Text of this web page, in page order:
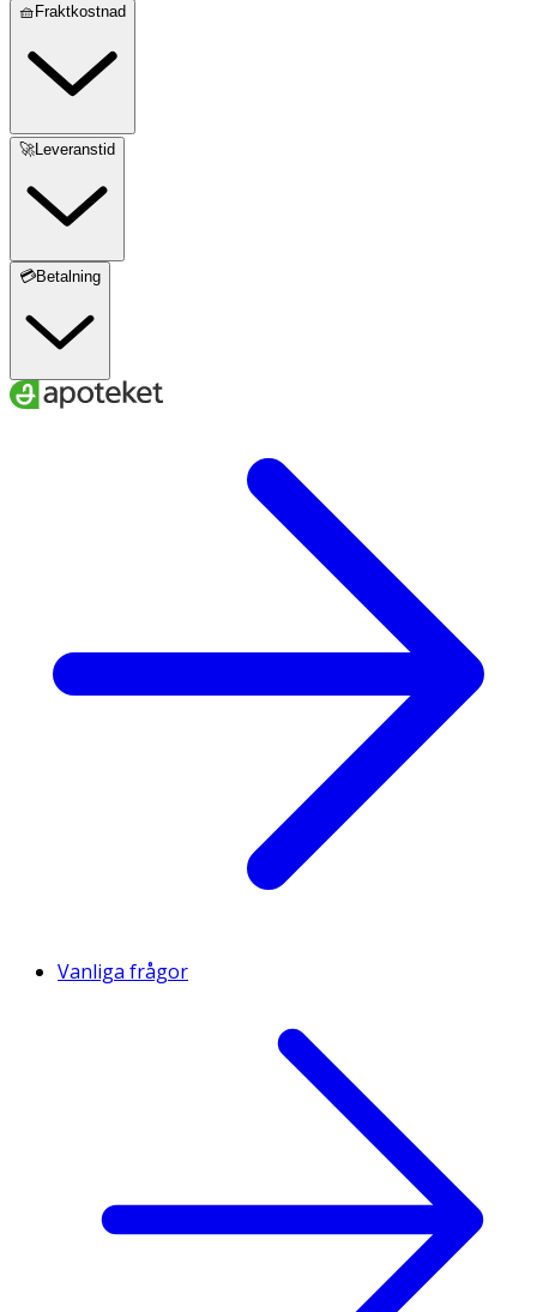
🧺Fraktkostnad
🚀Leveranstid
💳Betalning
Vanliga frågor